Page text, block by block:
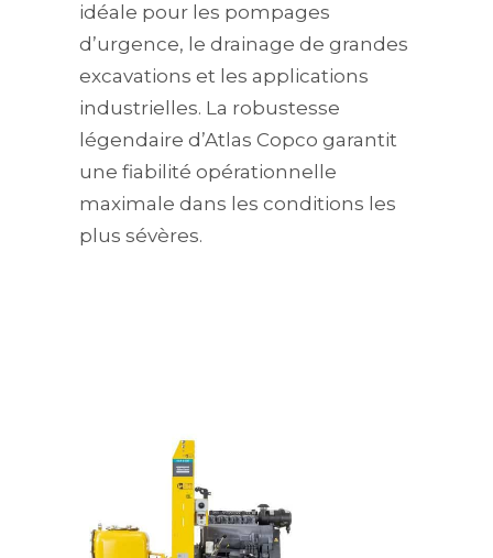
idéale pour les pompages
d’urgence, le drainage de grandes
excavations et les applications
industrielles. La robustesse
légendaire d’Atlas Copco garantit
une fiabilité opérationnelle
maximale dans les conditions les
plus sévères.